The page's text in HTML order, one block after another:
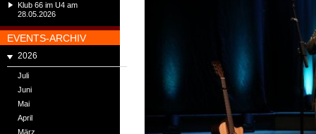
Klub 66 im U4 am
28.05.2026
EVENTS-ARCHIV
2026
Juli
Juni
Mai
April
März